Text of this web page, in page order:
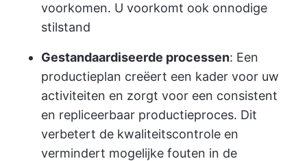
voorkomen. U voorkomt ook onnodige
stilstand
Gestandaardiseerde processen: Een
productieplan creëert een kader voor uw
activiteiten en zorgt voor een consistent
en repliceerbaar productieproces. Dit
verbetert de kwaliteitscontrole en
vermindert mogelijke fouten in de